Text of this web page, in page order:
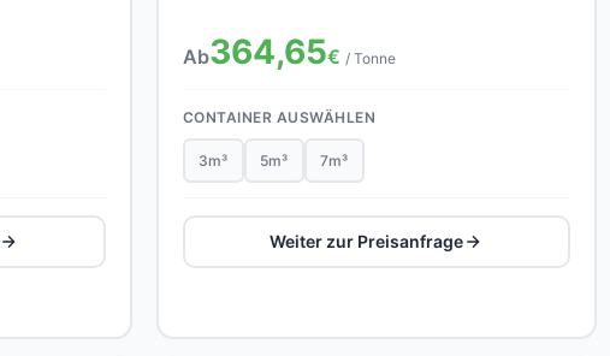
Ab364,65€ / Tonne
CONTAINER AUSWÄHLEN
3m³ 5m³ 7m³
Weiter zur Preisanfrage